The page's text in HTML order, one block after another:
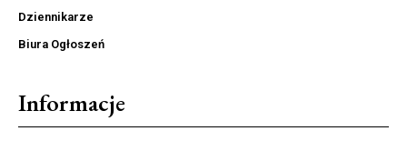
Dziennikarze
Biura Ogłoszeń
Informacje